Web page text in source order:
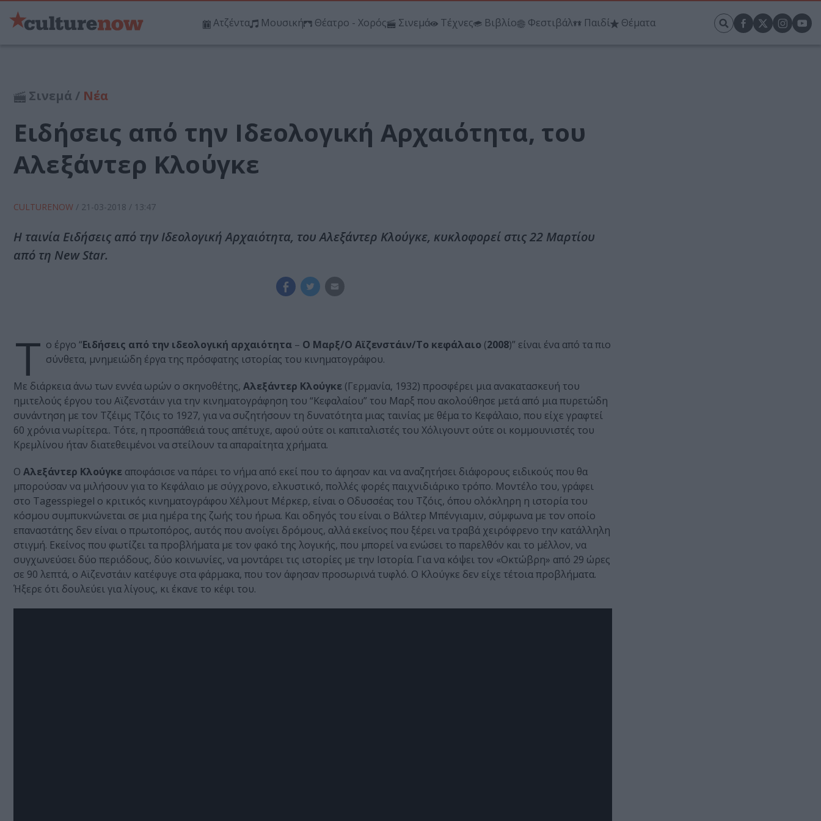
Ατζέντα Μουσική Θέατρο - Χορός Σινεμά Τέχνες Βιβλίο Φεστιβάλ Παιδί Θέματα
Σινεμά / Νέα
Ειδήσεις από την Ιδεολογική Αρχαιότητα, του
Αλεξάντερ Κλούγκε
CULTURENOW / 21-03-2018 / 13:47
Η ταινία Ειδήσεις από την Ιδεολογική Αρχαιότητα, του Αλεξάντερ Κλούγκε, κυκλοφορεί στις 22 Μαρτίου
από τη New Star.
Τ ο έργο “Ειδήσεις από την ιδεολογική αρχαιότητα – Ο Μαρξ/Ο Αϊζενστάιν/Το κεφάλαιο (2008)” είναι ένα από τα πιο
σύνθετα, μνημειώδη έργα της πρόσφατης ιστορίας του κινηματογράφου.
Με διάρκεια άνω των εννέα ωρών ο σκηνοθέτης, Αλεξάντερ Κλούγκε (Γερμανία, 1932) προσφέρει μια ανακατασκευή του
ημιτελούς έργου του Αϊζενστάιν για την κινηματογράφηση του “Κεφαλαίου” του Μαρξ που ακολούθησε μετά από μια πυρετώδη
συνάντηση με τον Τζέιμς Τζόις το 1927, για να συζητήσουν τη δυνατότητα μιας ταινίας με θέμα το Κεφάλαιο, που είχε γραφτεί
60 χρόνια νωρίτερα.. Τότε, η προσπάθειά τους απέτυχε, αφού ούτε οι καπιταλιστές του Χόλιγουντ ούτε οι κομμουνιστές του
Κρεμλίνου ήταν διατεθειμένοι να στείλουν τα απαραίτητα χρήματα.
Ο Αλεξάντερ Κλούγκε αποφάσισε να πάρει το νήμα από εκεί που το άφησαν και να αναζητήσει διάφορους ειδικούς που θα
μπορούσαν να μιλήσουν για το Κεφάλαιο με σύγχρονο, ελκυστικό, πολλές φορές παιχνιδιάρικο τρόπο. Μοντέλο του, γράφει
στο Τagesspiegel ο κριτικός κινηματογράφου Χέλμουτ Μέρκερ, είναι ο Οδυσσέας του Τζόις, όπου ολόκληρη η ιστορία του
κόσμου συμπυκνώνεται σε μια ημέρα της ζωής του ήρωα. Και οδηγός του είναι ο Βάλτερ Μπένγιαμιν, σύμφωνα με τον οποίο
επαναστάτης δεν είναι ο πρωτοπόρος, αυτός που ανοίγει δρόμους, αλλά εκείνος που ξέρει να τραβά χειρόφρενο την κατάλληλη
στιγμή. Εκείνος που φωτίζει τα προβλήματα με τον φακό της λογικής, που μπορεί να ενώσει το παρελθόν και το μέλλον, να
συγχωνεύσει δύο περιόδους, δύο κοινωνίες, να μοντάρει τις ιστορίες με την Ιστορία. Για να κόψει τον «Οκτώβρη» από 29 ώρες
σε 90 λεπτά, ο Αϊζενστάιν κατέφυγε στα φάρμακα, που τον άφησαν προσωρινά τυφλό. Ο Κλούγκε δεν είχε τέτοια προβλήματα.
Ήξερε ότι δουλεύει για λίγους, κι έκανε το κέφι του.